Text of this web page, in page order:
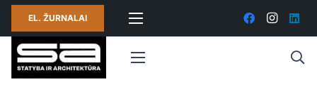
EL. ŽURNALAI